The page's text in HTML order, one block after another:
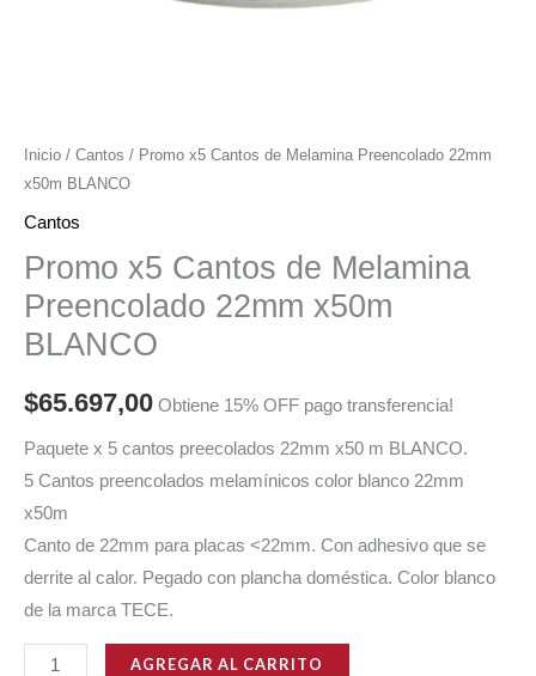
Inicio / Cantos / Promo x5 Cantos de Melamina Preencolado 22mm
x50m BLANCO
Cantos
Promo x5 Cantos de Melamina
Preencolado 22mm x50m
BLANCO
$65.697,00 Obtiene 15% OFF pago transferencia!
Paquete x 5 cantos preecolados 22mm x50 m BLANCO.
5 Cantos preencolados melamínicos color blanco 22mm
x50m
Canto de 22mm para placas <22mm. Con adhesivo que se
derrite al calor. Pegado con plancha doméstica. Color blanco
de la marca TECE.
Promo
AGREGAR AL CARRITO